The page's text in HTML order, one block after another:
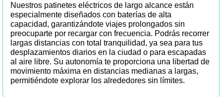
Nuestros patinetes eléctricos de largo alcance están
especialmente diseñados con baterías de alta
capacidad, garantizándote viajes prolongados sin
preocuparte por recargar con frecuencia. Podrás recorrer
largas distancias con total tranquilidad, ya sea para tus
desplazamientos diarios en la ciudad o para escapadas
al aire libre. Su autonomía te proporciona una libertad de
movimiento máxima en distancias medianas a largas,
permitiéndote explorar los alrededores sin límites.